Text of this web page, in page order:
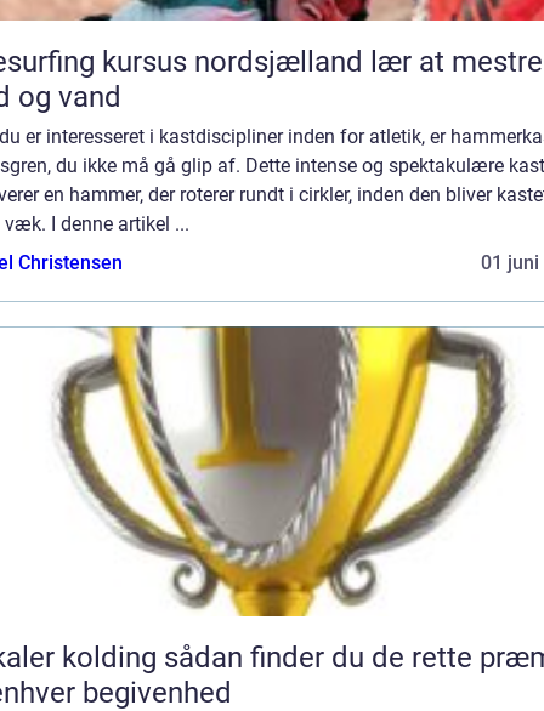
kursus nordsjælland lær at mestre
og vand
er interesseret i kastdiscipliner inden for atletik, er
du ikke må gå glip af. Dette intense og spektakulære kast
en hammer, der roterer rundt i cirkler, inden den bliver
I denne artikel ...
Christensen
01 juni
sådan finder du de rette præmier
begivenhed